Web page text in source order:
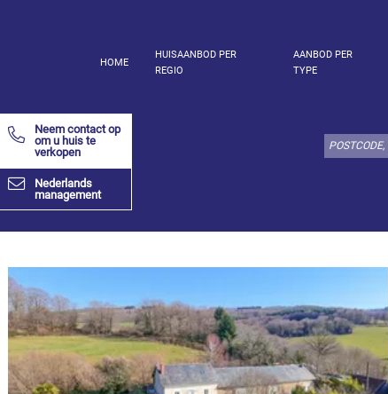
HOME
HUISAANBOD PER
REGIO
AANBOD PER
TYPE
object
hier:
Appartement
Specificeer
x
atelier
Duplex
Penthouse
Huis
Neem contact op
om u huis te
verkopen
Nederlands
management